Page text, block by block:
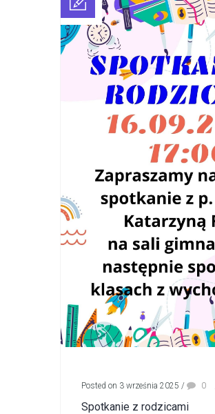
Posted on 3 września 2025 / 0
Spotkanie z rodzicami